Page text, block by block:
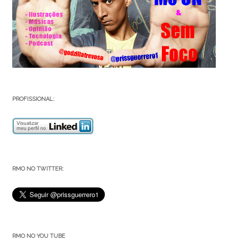
PROFISSIONAL:
RMO NO TWITTER:
RMO NO YOU TUBE